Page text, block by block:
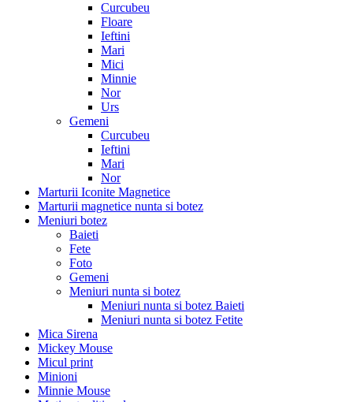
Curcubeu
Floare
Ieftini
Mari
Mici
Minnie
Nor
Urs
Gemeni
Curcubeu
Ieftini
Mari
Nor
Marturii Iconite Magnetice
Marturii magnetice nunta si botez
Meniuri botez
Baieti
Fete
Foto
Gemeni
Meniuri nunta si botez
Meniuri nunta si botez Baieti
Meniuri nunta si botez Fetite
Mica Sirena
Mickey Mouse
Micul print
Minioni
Minnie Mouse